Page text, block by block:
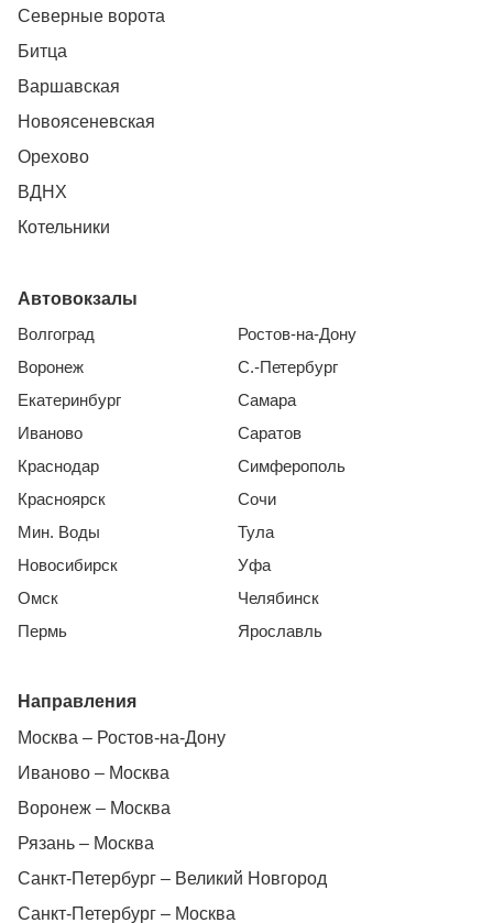
Северные ворота
Битца
Варшавская
Новоясеневская
Орехово
ВДНХ
Котельники
Автовокзалы
Волгоград
Воронеж
Екатеринбург
Иваново
Краснодар
Красноярск
Мин. Воды
Новосибирск
Омск
Пермь
Ростов-на-Дону
С.-Петербург
Самара
Саратов
Симферополь
Сочи
Тула
Уфа
Челябинск
Ярославль
Направления
Москва – Ростов-на-Дону
Иваново – Москва
Воронеж – Москва
Рязань – Москва
Санкт-Петербург – Великий Новгород
Санкт-Петербург – Москва